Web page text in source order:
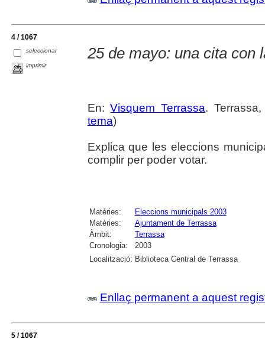
4 / 1067
seleccionar
imprimir
25 de mayo: una cita con
En:Visquem Terrassa.
tema)
Explica que les eleccions
complir per poder votar.
Matèries:
Eleccions municipals 2003
Matèries:
Ajuntament de Terrassa
Àmbit:
Terrassa
Cronologia:
2003
Localització: Biblioteca Central de Terrassa
Enllaç permanent a aquest
5 / 1067